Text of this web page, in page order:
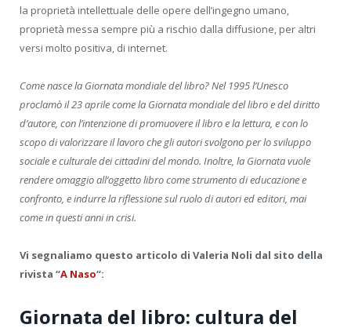
la proprietà intellettuale delle opere dell’ingegno umano,
proprietà messa sempre più a rischio dalla diffusione, per altri
versi molto positiva, di internet.
Come nasce la Giornata mondiale del libro? Nel 1995 l’Unesco
proclamò il 23 aprile come la Giornata mondiale del libro e del diritto
d’autore, con l’intenzione di promuovere il libro e la lettura, e con lo
scopo di valorizzare il lavoro che gli autori svolgono per lo sviluppo
sociale e culturale dei cittadini del mondo. Inoltre, la Giornata vuole
rendere omaggio all’oggetto libro come strumento di educazione e
confronto, e indurre la riflessione sul ruolo di autori ed editori, mai
come in questi anni in crisi.
Vi segnaliamo questo articolo di Valeria Noli dal sito della
rivista “A Naso“:
Giornata del libro: cultura del